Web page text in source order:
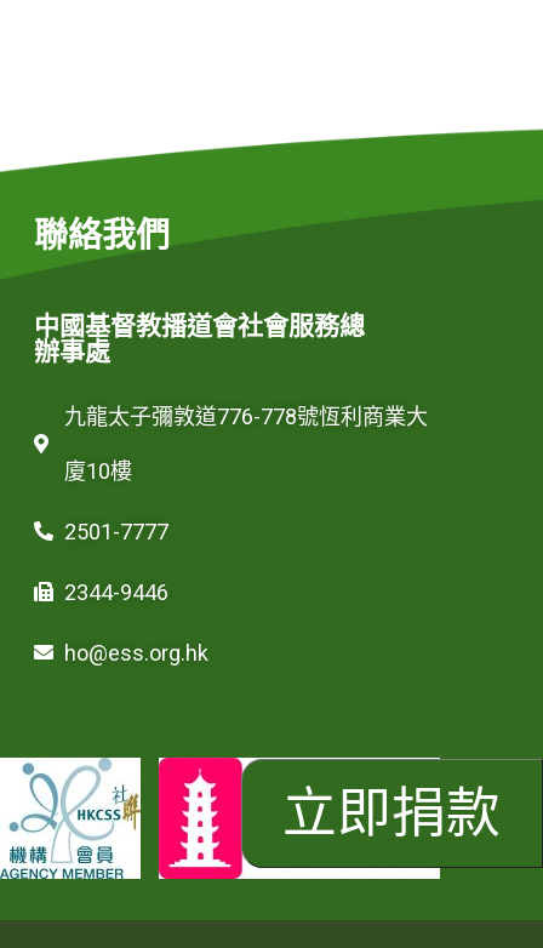
聯絡我們
中國基督教播道會社會服務總
辦事處
九龍太子彌敦道776-778號恆利商業大
廈10樓
2501-7777
2344-9446
ho@ess.org.hk